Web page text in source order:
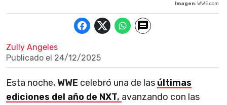
Imagen: WWE.com
Zully Angeles
Publicado el 24/12/2025
Esta noche, WWE celebró una de las últimas
ediciones del año de NXT, avanzando con las